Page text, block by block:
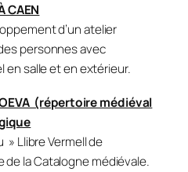
CAEN
d’un atelier
personnes avec
en salle et en extérieur.
(répertoire médiéval
Llibre Vermell de
la Catalogne médiévale.